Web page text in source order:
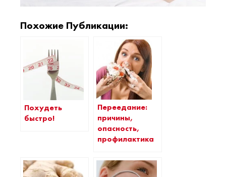
Похожие Публикации:
Похудеть
быстро!
Переедание:
причины,
опасность,
профилактика